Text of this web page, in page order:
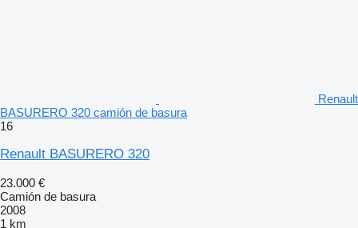
Renault
BASURERO 320 camión de basura
16
Renault BASURERO 320
23.000 €
Camión de basura
2008
1 km